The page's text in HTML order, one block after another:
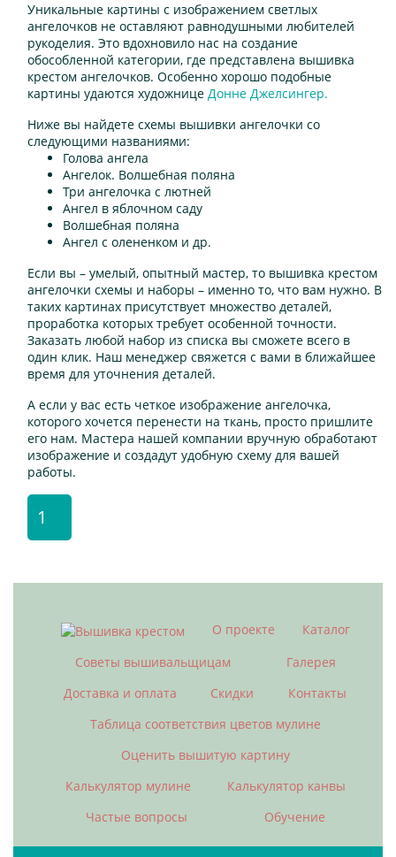
Уникальные картины с изображением светлых
ангелочков не оставляют равнодушными любителей
рукоделия. Это вдохновило нас на создание
обособленной категории, где представлена вышивка
крестом ангелочков. Особенно хорошо подобные
картины удаются художнице Донне Джелсингер.
Ниже вы найдете схемы вышивки ангелочки со
следующими названиями:
Голова ангела
Ангелок. Волшебная поляна
Три ангелочка с лютней
Ангел в яблочном саду
Волшебная поляна
Ангел с олененком и др.
Если вы – умелый, опытный мастер, то вышивка крестом
ангелочки схемы и наборы – именно то, что вам нужно. В
таких картинах присутствует множество деталей,
проработка которых требует особенной точности.
Заказать любой набор из списка вы сможете всего в
один клик. Наш менеджер свяжется с вами в ближайшее
время для уточнения деталей.
А если у вас есть четкое изображение ангелочка,
которого хочется перенести на ткань, просто пришлите
его нам. Мастера нашей компании вручную обработают
изображение и создадут удобную схему для вашей
работы.
1
О проекте
Каталог
Советы вышивальщицам
Галерея
Доставка и оплата
Скидки
Контакты
Таблица соответствия цветов мулине
Оценить вышитую картину
Калькулятор мулине
Калькулятор канвы
Частые вопросы
Обучение